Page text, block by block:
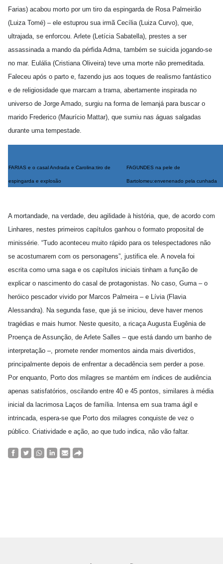
Farias) acabou morto por um tiro da espingarda de Rosa Palmeirão
(Luiza Tomé) – ele estuprou sua irmã Cecília (Luiza Curvo), que,
ultrajada, se enforcou. Arlete (Letícia Sabatella), prestes a ser
assassinada a mando da pérfida Adma, também se suicida jogando-se
no mar. Eulália (Cristiana Oliveira) teve uma morte não premeditada.
Faleceu após o parto e, fazendo jus aos toques de realismo fantástico
e de religiosidade que marcam a trama, abertamente inspirada no
universo de Jorge Amado, surgiu na forma de Iemanjá para buscar o
marido Frederico (Maurício Mattar), que sumiu nas águas salgadas
durante uma tempestade.
FARIAS e o casal Andrada e Carolina:tiro de
espingarda e explosão
FAGUNDES na pele de
Bartolomeu:envenenado pela cunhada
A mortandade, na verdade, deu agilidade à história, que, de acordo com
Linhares, nestes primeiros capítulos ganhou o formato proposital de
minissérie. “Tudo aconteceu muito rápido para os telespectadores não
se acostumarem com os personagens”, justifica ele. A novela foi
escrita como uma saga e os capítulos iniciais tinham a função de
explicar o nascimento do casal de protagonistas. No caso, Guma – o
heróico pescador vivido por Marcos Palmeira – e Lívia (Flavia
Alessandra). Na segunda fase, que já se iniciou, deve haver menos
tragédias e mais humor. Neste quesito, a ricaça Augusta Eugênia de
Proença de Assunção, de Arlete Salles – que está dando um banho de
interpretação –, promete render momentos ainda mais divertidos,
principalmente depois de enfrentar a decadência sem perder a pose.
Por enquanto, Porto dos milagres se mantém em índices de audiência
apenas satisfatórios, oscilando entre 40 e 45 pontos, similares à média
inicial da lacrimosa Laços de família. Intensa em sua trama ágil e
intrincada, espera-se que Porto dos milagres conquiste de vez o
público. Criatividade e ação, ao que tudo indica, não vão faltar.